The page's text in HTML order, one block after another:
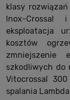
klasy
Inox-Crossal
eksploatacja
kosztów
zmniejszenie
szkodliwych do
Vitocrossal
spalania